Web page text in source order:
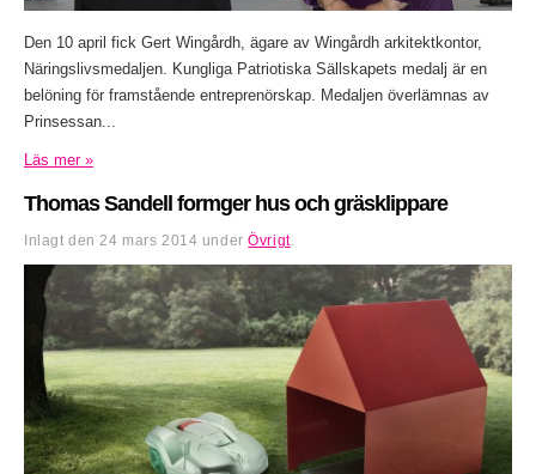
Den 10 april fick Gert Wingårdh, ägare av Wingårdh arkitektkontor,
Näringslivsmedaljen. Kungliga Patriotiska Sällskapets medalj är en
belöning för framstående entreprenörskap. Medaljen överlämnas av
Prinsessan...
Läs mer »
Thomas Sandell formger hus och gräsklippare
Inlagt den 24 mars 2014 underÖvrigt.